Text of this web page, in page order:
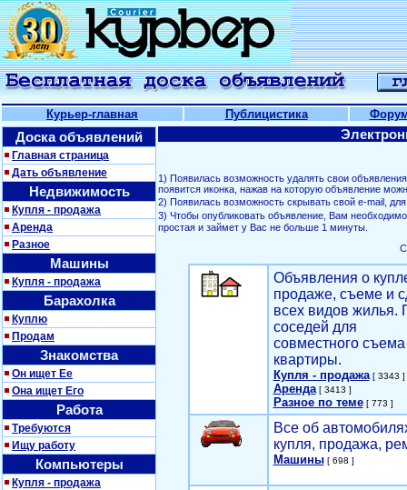
Курьер-главная Публицистика
Доска объявлений
Главная страница
Дать объявление
Недвижимость
Купля - продажа
Аренда
Разное
Машины
Купля - продажа
Барахолка
Куплю
Продам
Знакомства
Он ищет Ее
Она ищет Его
Работа
Требуются
Ищу работу
Компьютеры
Купля - продажа
1) Появилась возможность удалять свои
появится иконка, нажав на которую объявление
2) Появилась возможность скрывать свой е-mail,
3) Чтобы опубликовать объявление, Вам
простая и займет у Вас не больше 1 минуты.
Объявления о
продаже, съеме и
всех видов жилья.
соседей для
совместного съема
квартиры.
Купля - продажа[ 3343 ]
Аренда[ 3413 ]
Разное по теме[ 773 ]
Все об
купля, продажа,
Машины[ 698 ]